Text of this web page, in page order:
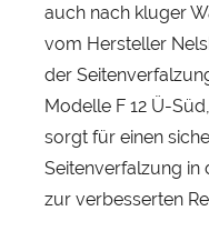
auch nach kluger
vom Hersteller
der
Modelle F 12 Ü-
sorgt für einen
Seitenverfalzung
zur verbesserten